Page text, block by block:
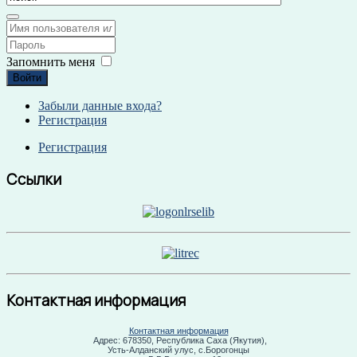
Запомнить меня
Войти
Забыли данные входа?
Регистрация
Регистрация
Ссылки
Контактная информация
Контактная информация
Адрес: 678350, Республика Саха (Якутия),
Усть-Алданский улус, с.Борогонцы